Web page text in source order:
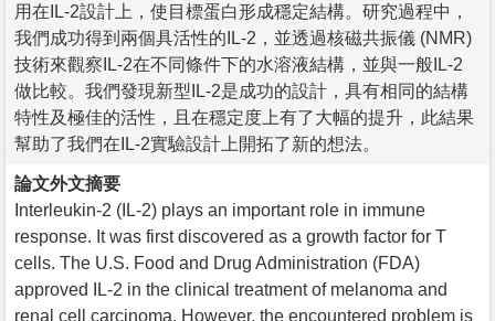
用在IL-2設計上，使目標蛋白形成穩定結構。研究過程中，
我們成功得到兩個具活性的IL-2，並透過核磁共振儀 (NMR)
技術來觀察IL-2在不同條件下的水溶液結構，並與一般IL-2
做比較。我們發現新型IL-2是成功的設計，具有相同的結構
特性及極佳的活性，且在穩定度上有了大幅的提升，此結果
幫助了我們在IL-2實驗設計上開拓了新的想法。
論文外文摘要
Interleukin-2 (IL-2) plays an important role in immune
response. It was first discovered as a growth factor for T
cells. The U.S. Food and Drug Administration (FDA)
approved IL-2 in the clinical treatment of melanoma and
renal cell carcinoma. However, the encountered problem is